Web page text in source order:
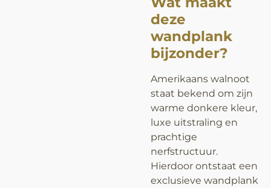
deze
wandplank
bijzonder?
Amerikaans walnoot
staat bekend om zijn
warme donkere kleur,
luxe uitstraling en
prachtige
nerfstructuur.
Hierdoor ontstaat een
exclusieve wandplank